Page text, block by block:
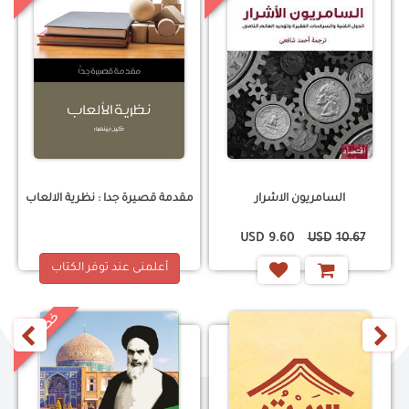
السامريون الاشرار
10.67
USD
9.60
USD
مقدمة قصيرة جدا : نظرية الالعاب
أعلمنى عند توفر الكتاب
خ
ص
م
1
0%
‹ ›